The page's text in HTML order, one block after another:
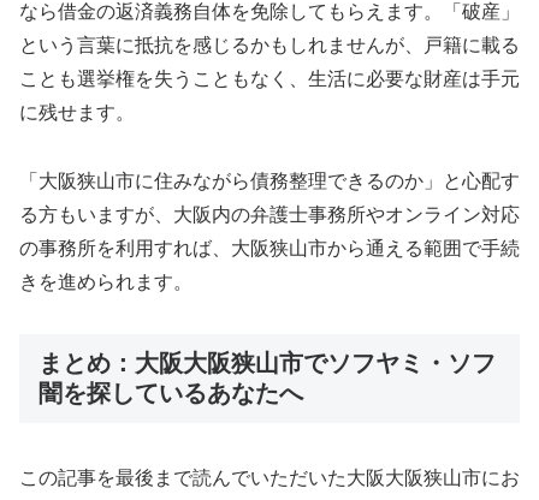
なら借金の返済義務自体を免除してもらえます。「破産」
という言葉に抵抗を感じるかもしれませんが、戸籍に載る
ことも選挙権を失うこともなく、生活に必要な財産は手元
に残せます。
「大阪狭山市に住みながら債務整理できるのか」と心配す
る方もいますが、大阪内の弁護士事務所やオンライン対応
の事務所を利用すれば、大阪狭山市から通える範囲で手続
きを進められます。
まとめ：大阪大阪狭山市でソフヤミ・ソフ
闇を探しているあなたへ
この記事を最後まで読んでいただいた大阪大阪狭山市にお